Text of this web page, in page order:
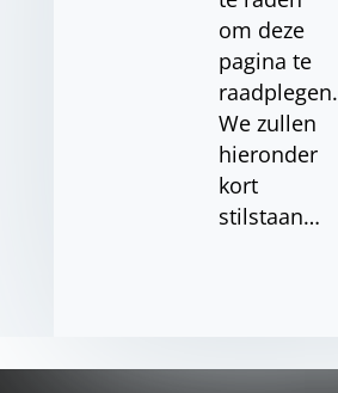
om deze
pagina te
raadplegen.
We zullen
hieronder
kort
stilstaan…